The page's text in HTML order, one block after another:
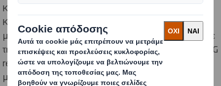
Καθώς Επαναπροσδιορίζουμε τη Συσκευασία για έναν
Κόσμο που Αλλάζει και επιταχύνουμε τη μετάβαση σε
μια κυκλική οικονομία, δεσμευόμαστε να μοιραζόμαστε
την πρόοδό μας μέσω των εκθέσεων βιωσιμότητας (ESG
reports) που καλύπτουν ένα εύρος θεμάτων σχετικών
με το περιβάλλον, την κοινωνία και την εταιρική